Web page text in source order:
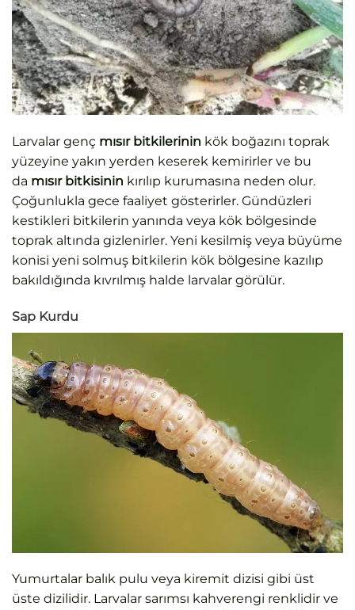
Larvalar genç mısır bitkilerinin kök boğazını toprak
yüzeyine yakın yerden keserek kemirirler ve bu
da mısır bitkisinin kırılıp kurumasına neden olur.
Çoğunlukla gece faaliyet gösterirler. Gündüzleri
kestikleri bitkilerin yanında veya kök bölgesinde
toprak altında gizlenirler. Yeni kesilmiş veya büyüme
konisi yeni solmuş bitkilerin kök bölgesine kazılıp
bakıldığında kıvrılmış halde larvalar görülür.
Sap Kurdu
Yumurtalar balık pulu veya kiremit dizisi gibi üst
üste dizilidir. Larvalar sarımsı kahverengi renklidir ve